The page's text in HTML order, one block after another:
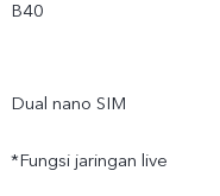
B40
Dual nano SIM
*Fungsi jaringan live